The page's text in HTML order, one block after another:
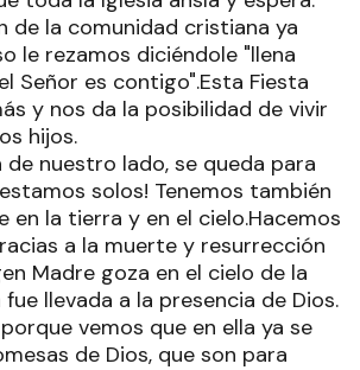
de la comunidad cristiana ya
le rezamos diciéndole "llena
Señor es contigo".Esta Fiesta
y nos da la posibilidad de vivir
hijos.
de nuestro lado, se queda para
estamos solos! Tenemos también
en la tierra y en el cielo.Hacemos
a la muerte y resurrección
Madre goza en el cielo de la
llevada a la presencia de Dios.
vemos que en ella ya se
de Dios, que son para